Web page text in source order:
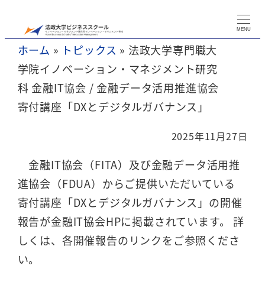
MENU
ホーム » トピックス » 法政大学専門職大
学院イノベーション・マネジメント研究
科 金融IT協会 / 金融データ活用推進協会
寄付講座「DXとデジタルガバナンス」
2025年11月27日
金融IT協会（FITA）及び金融データ活用推
進協会（FDUA）からご提供いただいている
寄付講座「DXとデジタルガバナンス」の開催
報告が金融IT協会HPに掲載されています。 詳
しくは、各開催報告のリンクをご参照くださ
い。